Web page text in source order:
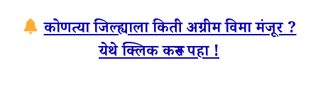
कोणत्या जिल्ह्याला किती अग्रीम विमा मंजूर ?
येथे क्लिक करून पहा !